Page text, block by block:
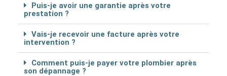
Puis-je avoir une garantie après votre
prestation ?
Vais-je recevoir une facture après votre
intervention ?
Comment puis-je payer votre plombier après
son dépannage ?